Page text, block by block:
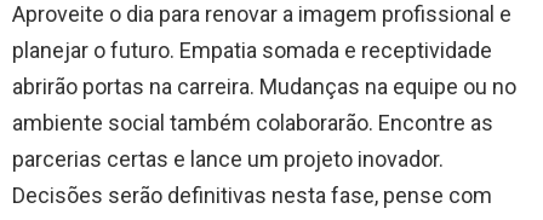
Aproveite o dia para renovar a imagem profissional e
planejar o futuro. Empatia somada e receptividade
abrirão portas na carreira. Mudanças na equipe ou no
ambiente social também colaborarão. Encontre as
parcerias certas e lance um projeto inovador.
Decisões serão definitivas nesta fase, pense com